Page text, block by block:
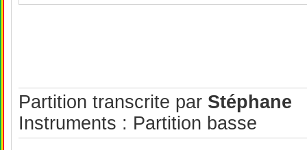
Partition transcrite par Stéphane
Instruments : Partition basse